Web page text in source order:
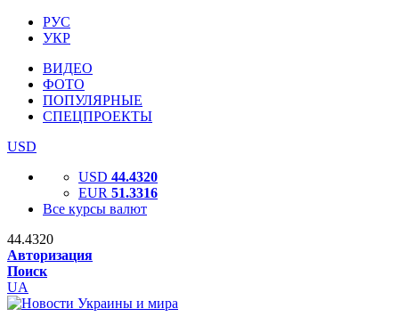
РУС
УКР
ВИДЕО
ФОТО
ПОПУЛЯРНЫЕ
СПЕЦПРОЕКТЫ
USD
USD 44.4320
EUR 51.3316
Все курсы валют
44.4320
Авторизация
Поиск
UA